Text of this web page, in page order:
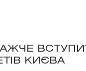
КИЄВА